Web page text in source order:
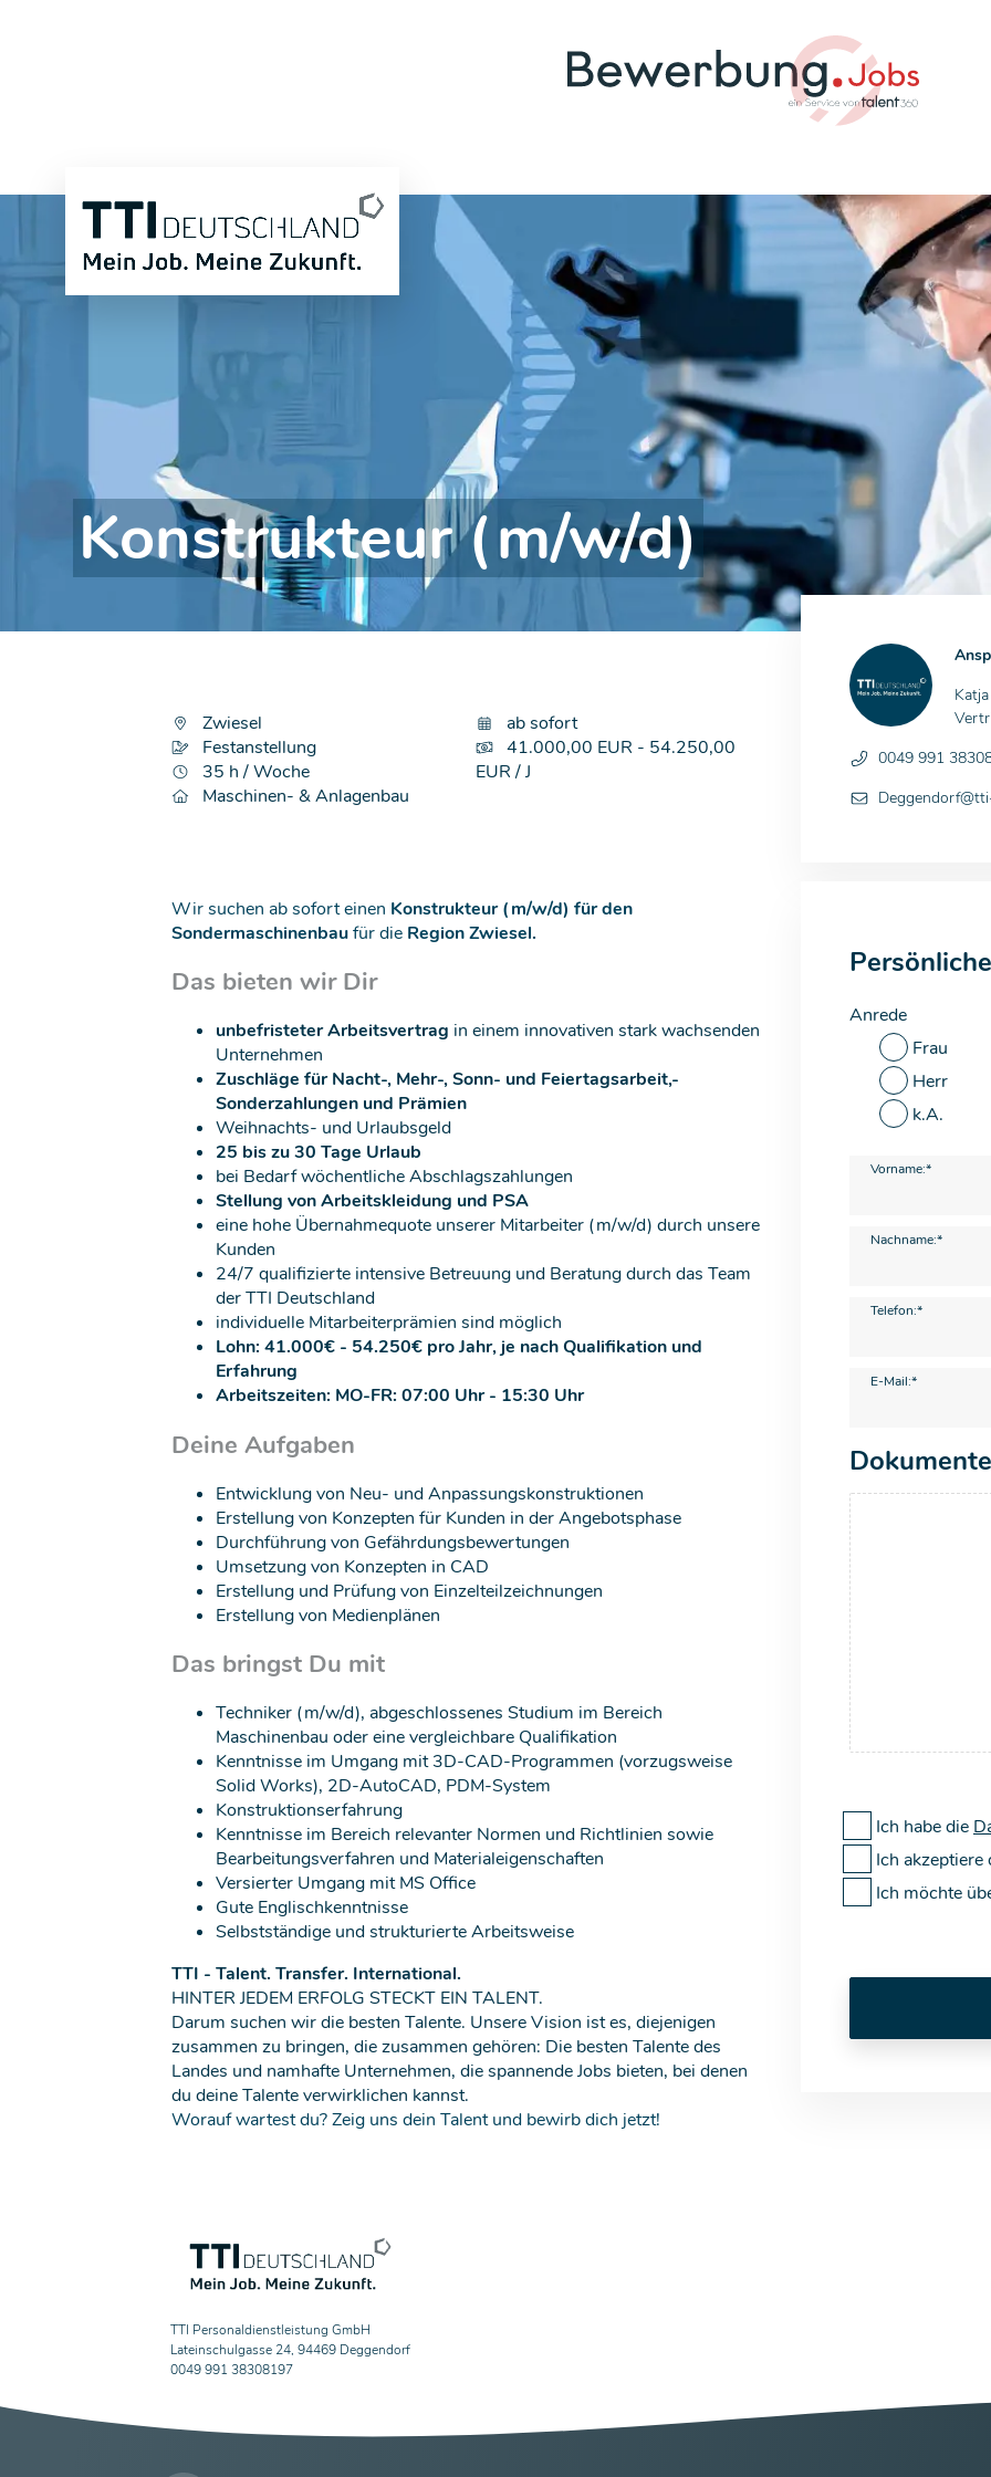
Konstrukteur (m/w/d)
0049 991
Anrede
Frau
Herr
k.A.
Vorname:*
Nachname:*
Telefon:*
E-Mail:*
Dokumente
Ich habe die
Ich
Ich möchte
Zwiesel
Festanstellung
35 h / Woche
Maschinen- & Anlagenbau
ab sofort
41.000,00 EUR - 54.250,00
EUR / J
Wir suchen ab sofort einen Konstrukteur (m/w/d) für den
Sondermaschinenbaufür die Region Zwiesel.
Das bieten wir Dir
unbefristeter Arbeitsvertrag in einem innovativen stark wachsenden
Unternehmen
Zuschläge für Nacht-, Mehr-, Sonn- und Feiertagsarbeit,-
Sonderzahlungen und Prämien
Weihnachts- und Urlaubsgeld
25 bis zu 30 Tage Urlaub
bei Bedarf wöchentliche Abschlagszahlungen
Stellung von Arbeitskleidung und PSA
eine hohe Übernahmequote unserer Mitarbeiter (m/w/d) durch unsere
Kunden
24/7 qualifizierte intensive Betreuung und Beratung durch das Team
der TTI Deutschland
individuelle Mitarbeiterprämien sind möglich
Lohn: 41.000€ - 54.250€ pro Jahr, je nach Qualifikation und
Erfahrung
Arbeitszeiten: MO-FR: 07:00 Uhr - 15:30 Uhr
Deine Aufgaben
Entwicklung von Neu- und Anpassungskonstruktionen
Erstellung von Konzepten für Kunden in der Angebotsphase
Durchführung von Gefährdungsbewertungen
Umsetzung von Konzepten in CAD
Erstellung und Prüfung von Einzelteilzeichnungen
Erstellung von Medienplänen
Das bringst Du mit
Techniker (m/w/d), abgeschlossenes Studium im Bereich
Maschinenbau oder eine vergleichbare Qualifikation
Kenntnisse im Umgang mit 3D-CAD-Programmen (vorzugsweise
Solid Works), 2D-AutoCAD, PDM-System
Konstruktionserfahrung
Kenntnisse im Bereich relevanter Normen und Richtlinien sowie
Bearbeitungsverfahren und Materialeigenschaften
Versierter Umgang mit MS Office
Gute Englischkenntnisse
Selbstständige und strukturierte Arbeitsweise
TTI - Talent. Transfer. International.
HINTER JEDEM ERFOLG STECKT EIN TALENT.
Darum suchen wir die besten Talente. Unsere Vision ist es, diejenigen
zusammen zu bringen, die zusammen gehören: Die besten Talente des
Landes und namhafte Unternehmen, die spannende Jobs bieten, bei denen
du deine Talente verwirklichen kannst.
Worauf wartest du? Zeig uns dein Talent und bewirb dich jetzt!
TTI Personaldienstleistung GmbH
Lateinschulgasse 24, 94469 Deggendorf
0049 991 38308197